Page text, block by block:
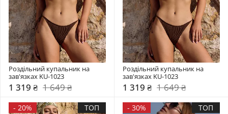
Роздільний купальник на
зав'язках KU-1023
1 319 ₴ 1 649 ₴
Роздільний купальник на
зав'язках KU-1023
1 319 ₴ 1 649 ₴
- 20% ТОП - 30% ТОП